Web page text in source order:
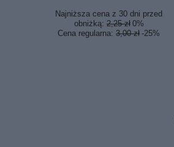
Najniższa cena z 30 dni przed
obniżką: 2,25 zł 0%
Cena regularna:3,00 zł -25%